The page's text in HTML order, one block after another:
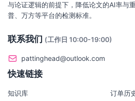
与论证逻辑的前提下，降低论文的AI率与
普、万方等平台的检测标准。
联系我们 (工作日 10:00-19:00)
pattinghead@outlook.com
快速链接
知识库
订单历